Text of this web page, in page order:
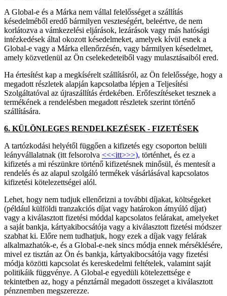
A Global-e és a Márka nem vállal felelősséget a szállítás
késedelméből eredő bármilyen veszteségért, beleértve, de nem
korlátozva a vámkezelési eljárások, lezárások vagy más hatósági
intézkedések által okozott késedelmeket, amelyek kívül esnek a
Global-e vagy a Márka ellenőrzésén, vagy bármilyen késedelmet,
amely közvetlenül az Ön cselekedeteiből vagy mulasztásaiból ered.
Ha értesítést kap a megkísérelt szállításról, az Ön felelőssége, hogy a
megadott részletek alapján kapcsolatba lépjen a Teljesítési
Szolgáltatóval az újraszállítás érdekében. Erőfeszítéseket tesznek a
termékének a rendelésben megadott részletek szerint történő
szállítására.
6. KÜLÖNLEGES RENDELKEZÉSEK - FIZETÉSEK
A tartózkodási helyétől függően a kifizetés egy csoporton belüli
leányvállalatnak (itt felsorolva <<<itt>>>), történhet, és ez a
kifizetés a mi részünkre történő kifizetésnek minősül, és mentesít a
rendelés és az alapul szolgáló termékek vásárlásával kapcsolatos
kifizetési kötelezettségei alól.
Lehet, hogy nem tudjuk ellenőrizni a további díjakat, költségeket
(például külföldi tranzakciós díjat vagy határokon átnyúló díjat)
vagy a kiválasztott fizetési móddal kapcsolatos felárakat, amelyeket
a saját bankja, kártyakibocsátója vagy a kiválasztott fizetési módszer
szabhat ki. Előre nem tudhatjuk, hogy ezek a díjak vagy felárak
alkalmazhatók-e, és a Global-e-nek sincs módja ennek mérséklésére,
mivel ez tisztán az Ön és bankja, kártyakibocsátója vagy fizetési
módja közötti kapcsolat és kereskedelmi feltételek, valamint saját
politikáik függvénye. A Global-e egyedüli kötelezettsége e
tekintetben az, hogy a pénztárnál megadott összeget a kiválasztott
pénznemben megszerezze.